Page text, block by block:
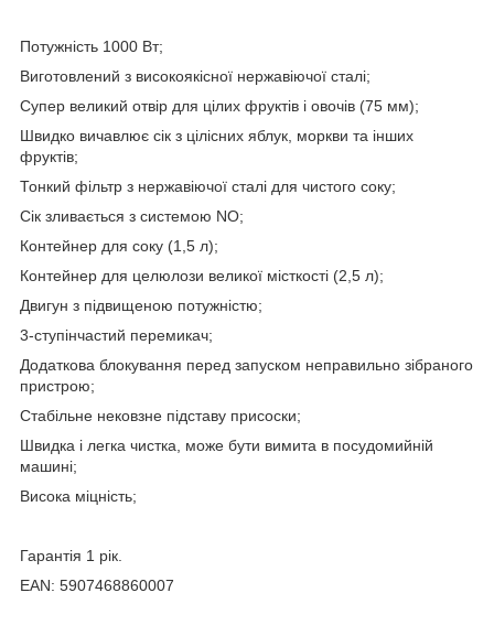
Потужність 1000 Вт;
Виготовлений з високоякісної нержавіючої сталі;
Супер великий отвір для цілих фруктів і овочів (75 мм);
Швидко вичавлює сік з цілісних яблук, моркви та інших
фруктів;
Тонкий фільтр з нержавіючої сталі для чистого соку;
Сік зливається з системою NO;
Контейнер для соку (1,5 л);
Контейнер для целюлози великої місткості (2,5 л);
Двигун з підвищеною потужністю;
3-ступінчастий перемикач;
Додаткова блокування перед запуском неправильно зібраного
пристрою;
Стабільне нековзне підставу присоски;
Швидка і легка чистка, може бути вимита в посудомийній
машині;
Висока міцність;
Гарантія 1 рік.
EAN: 5907468860007